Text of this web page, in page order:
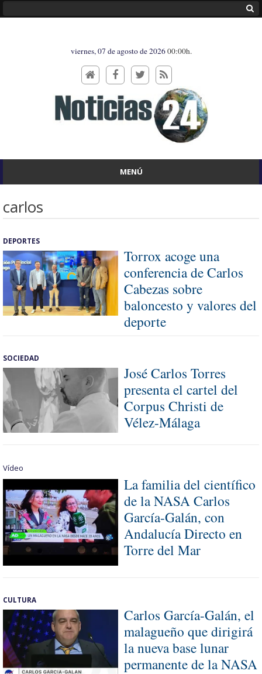
viernes, 07 de agosto de 202600:00h.
MENÚ
carlos
DEPORTES
Torrox acoge una
conferencia de Carlos
Cabezas sobre
baloncesto y valores del
deporte
SOCIEDAD
José Carlos Torres
presenta el cartel del
Corpus Christi de
Vélez-Málaga
Vídeo
La familia del científico
de la NASA Carlos
García-Galán, con
Andalucía Directo en
Torre del Mar
CULTURA
Carlos García-Galán, el
malagueño que dirigirá
la nueva base lunar
permanente de la NASA